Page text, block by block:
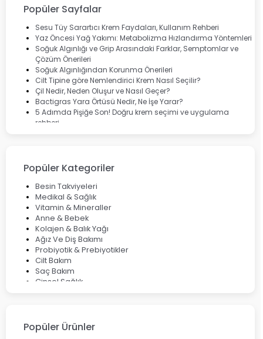
Lansinoh
Cebrolux
Dermoskin
Marvis
Rcfarma
Popüler Sayfalar
Sesu Tüy Sarartıcı Krem Faydaları, Kullanım Rehberi
Yaz Öncesi Yağ Yakımı: Metabolizma Hızlandırma Yöntemleri
Soğuk Algınlığı ve Grip Arasındaki Farklar, Semptomlar ve
Çözüm Önerileri
Soğuk Algınlığından Korunma Önerileri
Cilt Tipine göre Nemlendirici Krem Nasıl Seçilir?
Çil Nedir, Neden Oluşur ve Nasıl Geçer?
Bactigras Yara Örtüsü Nedir, Ne İşe Yarar?
5 Adımda Pişiğe Son! Doğru krem seçimi ve uygulama
rehberi
Çözüm Yolları
Bocavirüs Enfeksiyonu Hakkında Bilmeniz Gerekenler
Deep Flex Topraklama Matı Nedir? Detaylı Rehber
Mumiyo Nedir? Faydaları ve Kullanım Alanları Nelerdir?
Popüler Kategoriler
Besin Takviyeleri
Medikal & Sağlık
Vitamin & Mineraller
Anne & Bebek
Kolajen & Balık Yağı
Ağız Ve Diş Bakımı
Probiyotik & Prebiyotikler
Cilt Bakım
Saç Bakım
Cinsel Sağlık
Popüler Ürünler